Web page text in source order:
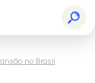
no Brasil